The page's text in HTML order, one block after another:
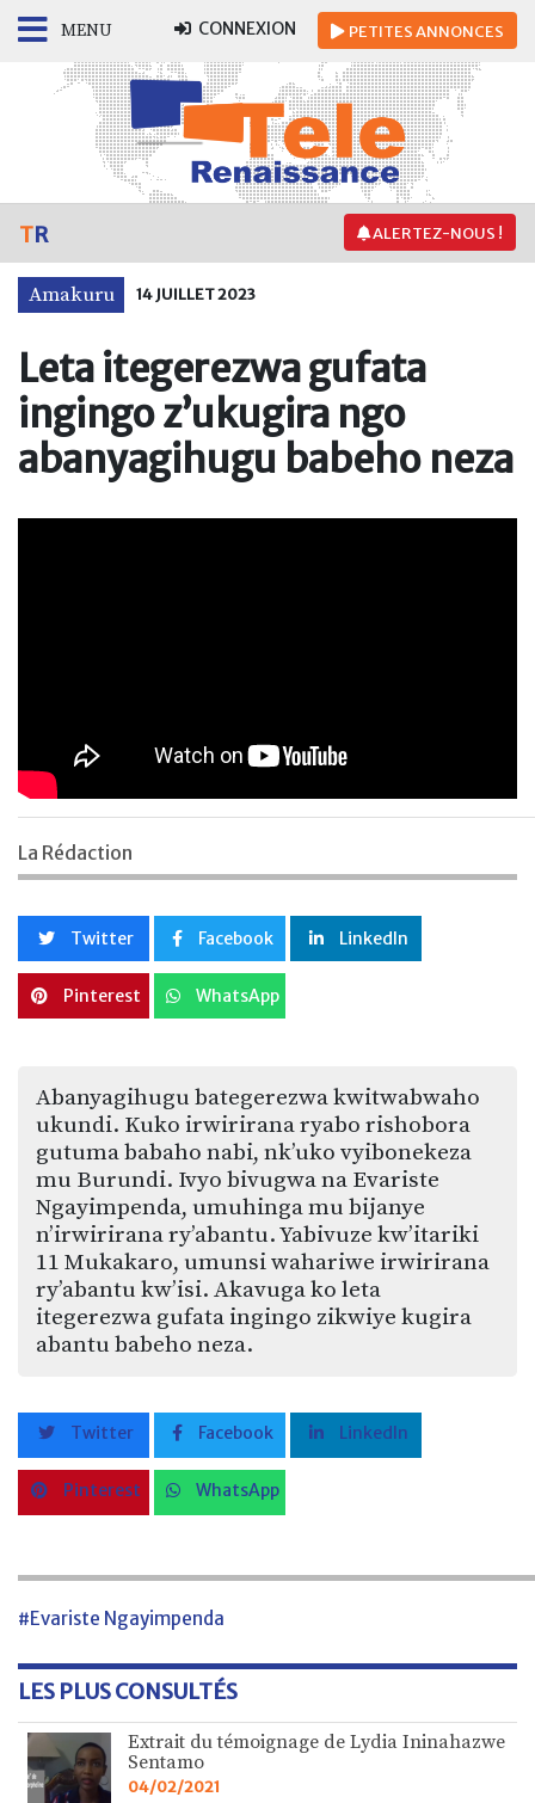
MENU CONNEXION PETITESANNONCES
ALERTEZ-NOUS !
TR
Amakuru 14 JUILLET 2023
Leta itegerezwa gufata
ingingo z’ukugira ngo
abanyagihugu babeho neza
La Rédaction
Twitter Facebook LinkedIn
Pinterest WhatsApp
Abanyagihugu bategerezwa kwitwabwaho
ukundi. Kuko irwirirana ryabo rishobora
gutuma babaho nabi, nk’uko vyibonekeza
mu Burundi. Ivyo bivugwa na Evariste
Ngayimpenda, umuhinga mu bijanye
n’irwirirana ry’abantu. Yabivuze kw’itariki
11 Mukakaro, umunsi wahariwe irwirirana
ry’abantu kw’isi. Akavuga ko leta
itegerezwa gufata ingingo zikwiye kugira
abantu babeho neza.
Twitter Facebook LinkedIn
Pinterest WhatsApp
#Evariste Ngayimpenda
LES PLUS CONSULTÉS
Extrait du témoignage de Lydia Ininahazwe
Sentamo
04/02/2021